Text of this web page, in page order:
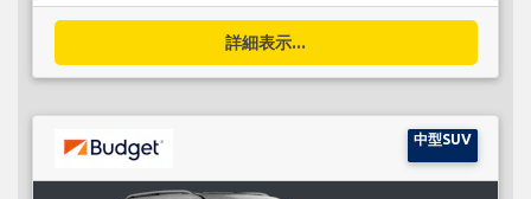
詳細表示...
中型SUV